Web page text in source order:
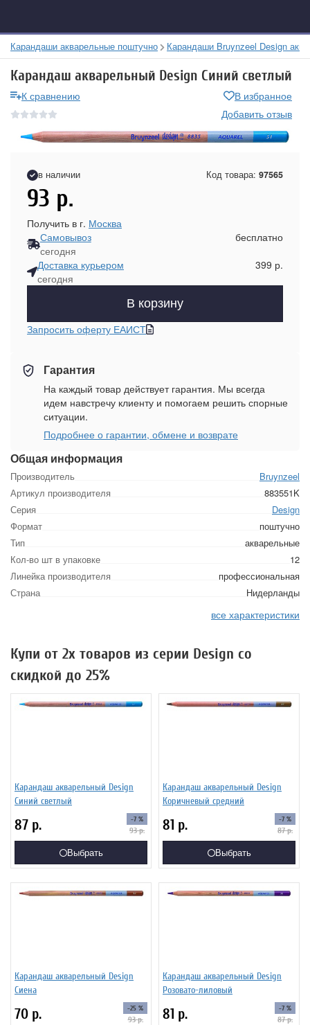
Карандаши акварельные поштучно Карандаши Bruynzeel Design акв
Карандаш акварельный Design Синий светлый
К сравнению
В избранное
Добавить отзыв
Общая информация
Производитель
Bruynzeel
Артикул производителя
883551K
Серия
Design
Формат
поштучно
Тип
акварельные
Кол-во шт в упаковке
12
Линейка производителя
профессиональная
Страна
Нидерланды
все характеристики
в наличии Код товара: 97565
93 р.
Получить в г. Москва
Самовывоз
сегодня
бесплатно
Доставка курьером
сегодня
399 р.
В корзину
Запросить оферту ЕАИСТ
Гарантия
На каждый товар действует гарантия. Мы всегда
идем навстречу клиенту и помогаем решить спорные
ситуации.
Подробнее о гарантии, обмене и возврате
Купи от 2х товаров из серии Design со
скидкой до 25%
Карандаш акварельный Design
Синий светлый
87 р. -7 %
93р.
Выбрать
Карандаш акварельный Design
Коричневый средний
81 р. -7 %
87р.
Выбрать
Карандаш акварельный Design
Сиена
70 р. -25 %
93р.
Карандаш акварельный Design
Розовато-лиловый
81 р. -7 %
87р.